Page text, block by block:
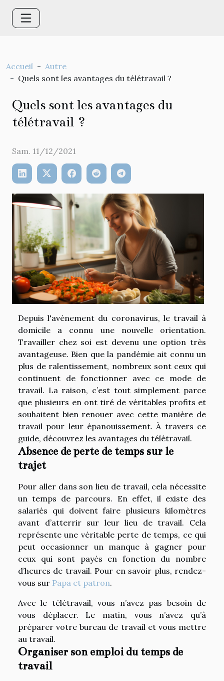
Accueil
Autre
Quels sont les avantages du télétravail ?
Quels sont les avantages du
télétravail ?
Sam. 11/12/2021
Depuis l'avènement du coronavirus, le travail à
domicile a connu une nouvelle orientation.
Travailler chez soi est devenu une option très
avantageuse. Bien que la pandémie ait connu un
plus de ralentissement, nombreux sont ceux qui
continuent de fonctionner avec ce mode de
travail. La raison, c’est tout simplement parce
que plusieurs en ont tiré de véritables profits et
souhaitent bien renouer avec cette manière de
travail pour leur épanouissement. À travers ce
guide, découvrez les avantages du télétravail.
Absence de perte de temps sur le
trajet
Pour aller dans son lieu de travail, cela nécessite
un temps de parcours. En effet, il existe des
salariés qui doivent faire plusieurs kilomètres
avant d’atterrir sur leur lieu de travail. Cela
représente une véritable perte de temps, ce qui
peut occasionner un manque à gagner pour
ceux qui sont payés en fonction du nombre
d’heures de travail. Pour en savoir plus, rendez-
vous sur Papa et patron.
Avec le télétravail, vous n’avez pas besoin de
vous déplacer. Le matin, vous n’avez qu’à
préparer votre bureau de travail et vous mettre
au travail.
Organiser son emploi du temps de
travail